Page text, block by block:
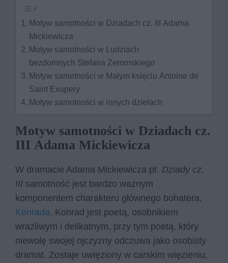
Motyw samotności w Dziadach cz. III Adama
Mickiewicza
Motyw samotności w Ludziach
bezdomnych Stefana Żeromskiego
Motyw samotności w Małym księciu Antoine de
Saint Exupery
Motyw samotności w innych dziełach
Motyw samotności w Dziadach cz.
III Adama Mickiewicza
W dramacie Adama Mickiewicza pt. Dziady cz.
III samotność jest bardzo ważnym
komponentem charakteru głównego bohatera,
Konrada. Konrad jest poetą, osobnikiem
wrażliwym i delikatnym, przy tym poetą, który
niewolę swojej ojczyzny odczuwa jako osobisty
dramat. Zostaje uwięziony w carskim więzieniu,